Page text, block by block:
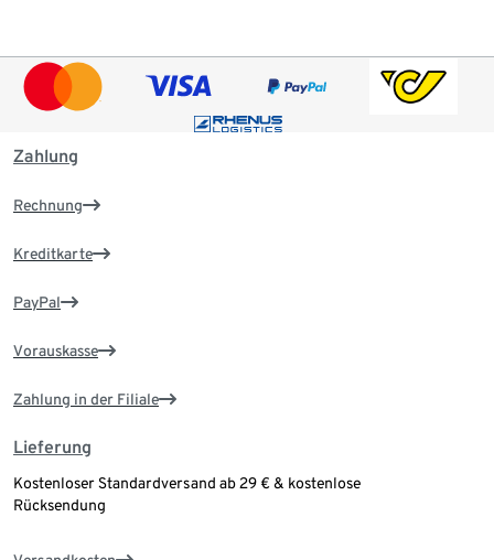
Zahlung
Rechnung
Kreditkarte
PayPal
Vorauskasse
Zahlung in der Filiale
Lieferung
Kostenloser Standardversand ab 29 € & kostenlose
Rücksendung